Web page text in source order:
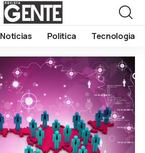
Noticias Politica Tecnologia